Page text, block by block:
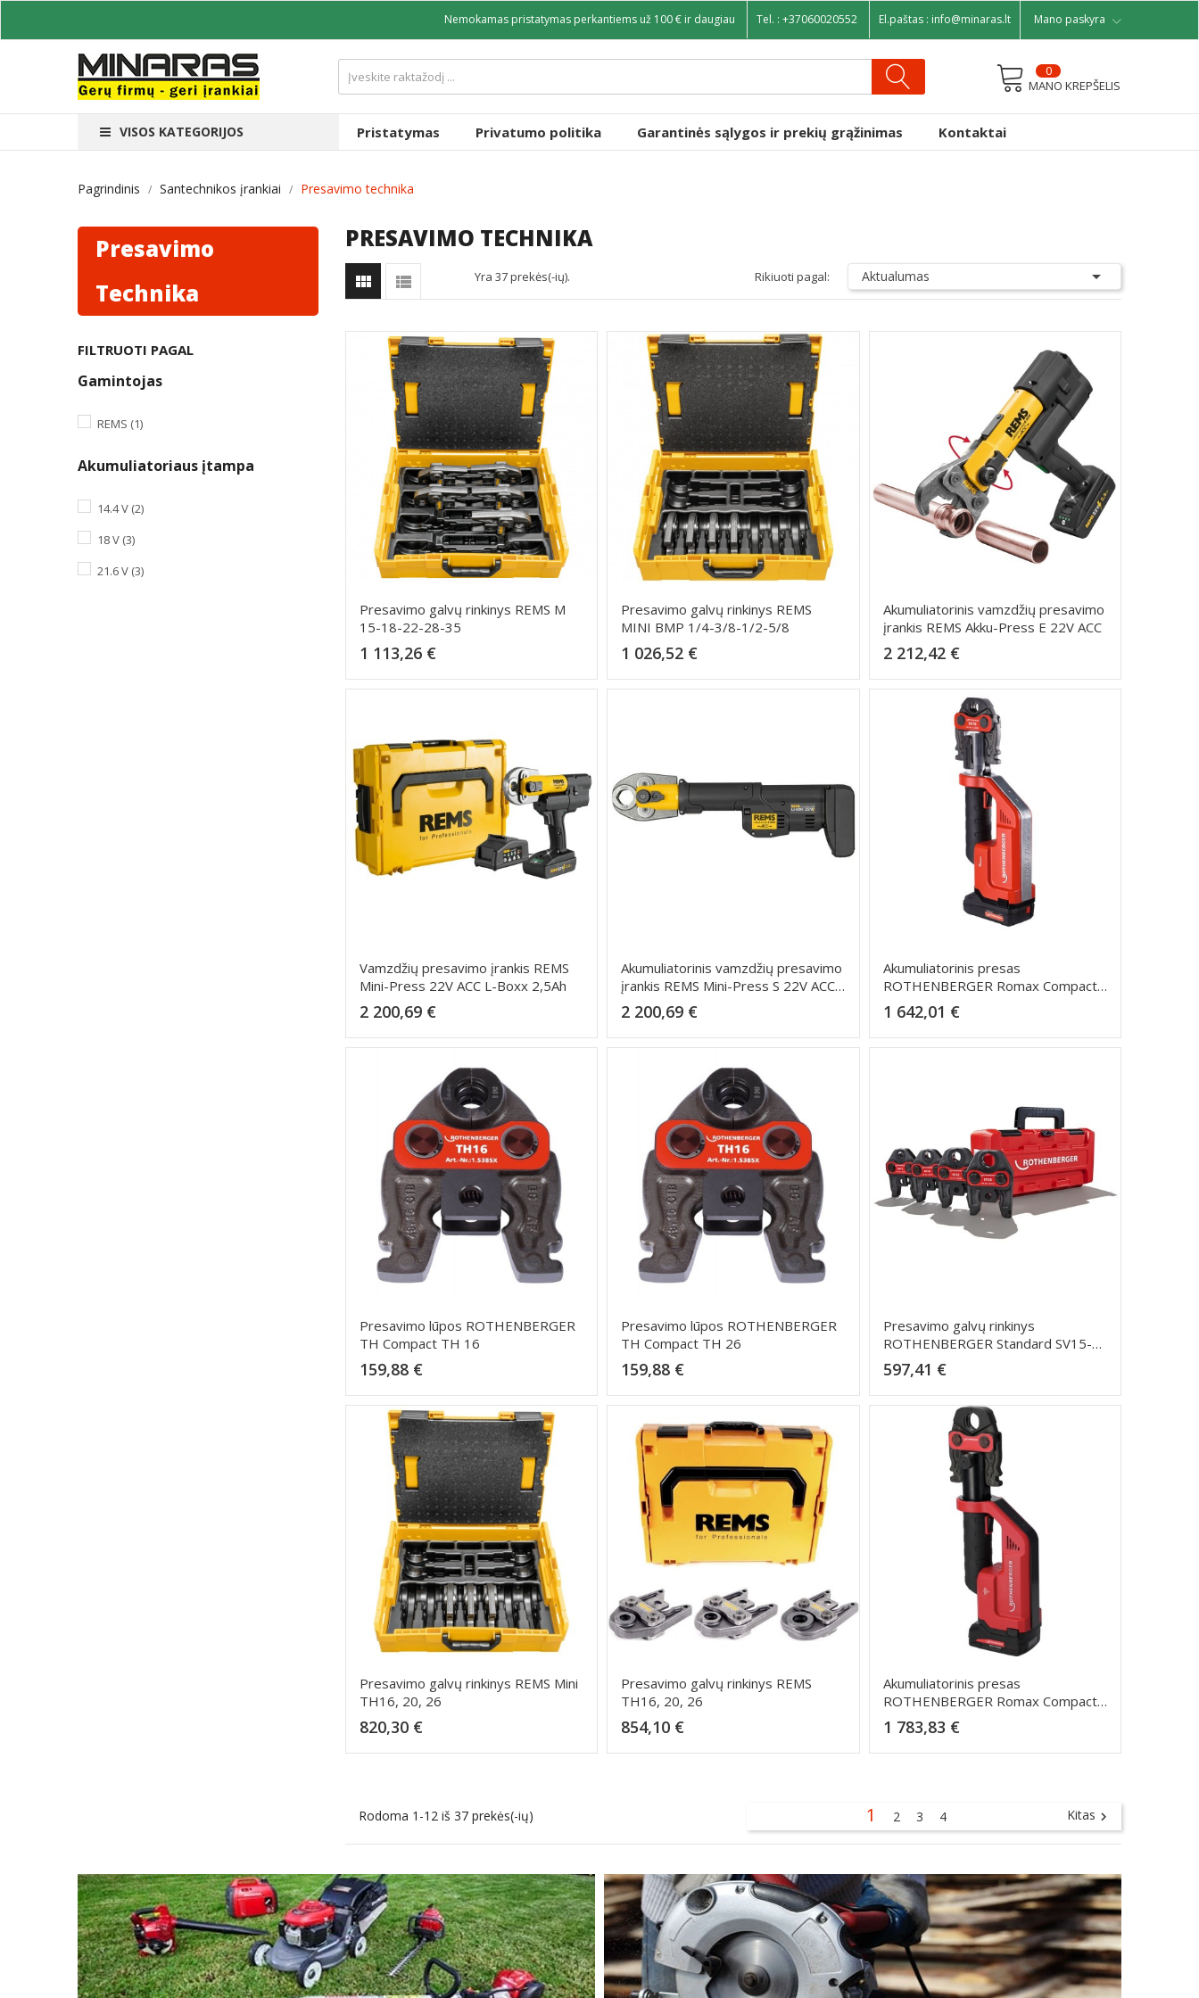
Mano paskyra
Nemokamas pristatymas perkantiems už 100 € ir daugiau Tel. : +37060020552 El.paštas : info@minaras.lt
MANO KREPŠELIS
0
VISOS KATEGORIJOS Pristatymas Privatumo politika Garantinės sąlygos ir prekių grąžinimas Kontaktai
Pagrindinis Santechnikos įrankiai Presavimo technika
Presavimo
Technika
FILTRUOTI PAGAL
Gamintojas
REMS (1)
Akumuliatoriaus įtampa
14.4 V (2)
18 V (3)
21.6 V (3)
PRESAVIMO TECHNIKA
  Yra 37 prekės(-ių). Rikiuoti pagal: Aktualumas 
Presavimo galvų rinkinys REMS M
15-18-22-28-35
1 113,26 €Dėti į krepšelį
Presavimo galvų rinkinys REMS
MINI BMP 1/4-3/8-1/2-5/8
1 026,52 €Dėti į krepšelį
Akumuliatorinis vamzdžių presavimo
įrankis REMS Akku-Press E 22V ACC
2 212,42 €Dėti į krepšelį
Vamzdžių presavimo įrankis REMS
Mini-Press 22V ACC L-Boxx 2,5Ah
2 200,69 €Dėti į krepšelį
Akumuliatorinis vamzdžių presavimo
įrankis REMS Mini-Press S 22V ACC
L-Boxx
2 200,69 €Dėti į krepšelį
Akumuliatorinis presas
ROTHENBERGER Romax Compact
TT SV15-22-28mm
1 642,01 €Dėti į krepšelį
Presavimo lūpos ROTHENBERGER
TH Compact TH 16
159,88 €
Presavimo lūpos ROTHENBERGER
TH Compact TH 26
159,88 €
Presavimo galvų rinkinys
ROTHENBERGER Standard SV15-
18-22-28mm
597,41 €
Presavimo galvų rinkinys REMS Mini
TH16, 20, 26
820,30 €
Presavimo galvų rinkinys REMS
TH16, 20, 26
854,10 €
Akumuliatorinis presas
ROTHENBERGER Romax Compact
III SV15-22-28mm
1 783,83 €Dėti į krepšelį
Rodoma 1-12 iš 37 prekės(-ių) 1 2 3 4 Kitas 